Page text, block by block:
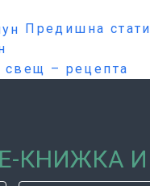
Предишна
КНИЖКА